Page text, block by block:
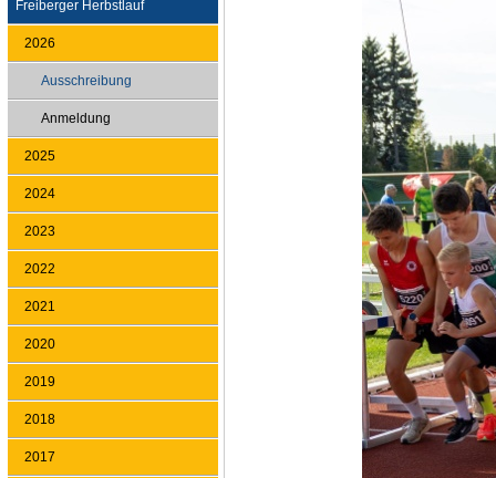
Freiberger Herbstlauf
2026
Ausschreibung
Anmeldung
2025
2024
2023
2022
2021
2020
2019
2018
2017